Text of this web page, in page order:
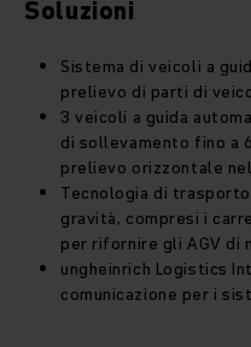
Soluzioni
Sistema di veicoli a
prelievo di parti di
3 veicoli a guida
di sollevamento fino a
prelievo orizzontale
Tecnologia di
gravità, compresi i
per rifornire gli AGV di
ungheinrich Logistics
comunicazione per i